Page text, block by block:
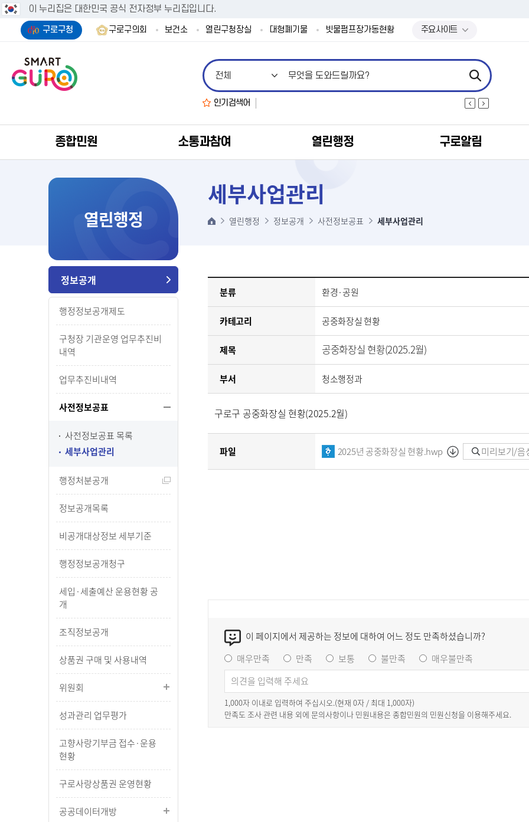
이 누리집은 대한민국 공식 전자정부 누리집입니다.
구로구청 구로구의회 보건소 열린구청장실 대형폐기물 빗물펌프장가동현황 주요사이트
인기검색어
종합민원 소통과참여 열린행정 구로알림
열린행정
정보공개
행정정보공개제도
구청장 기관운영 업무추진비
내역
업무추진비내역
사전정보공표
사전정보공표 목록
세부사업관리
행정처분공개
정보공개목록
비공개대상정보 세부기준
행정정보공개청구
세입·세출예산 운용현황 공
개
조직정보공개
상품권 구매 및 사용내역
위원회
성과관리 업무평가
고향사랑기부금 접수·운용
현황
구로사랑상품권 운영현황
공공데이터개방
세부사업관리
열린행정 정보공개 사전정보공표 세부사업관리
분류 환경·공원
카테고리 공중화장실 현황
제목 공중화장실 현황(2025.2월)
부서 청소행정과
구로구 공중화장실 현황(2025.2월)
파일 2025년 공중화장실 현황.hwp 미리보기/음
이 페이지에서 제공하는 정보에 대하여 어느 정도 만족하셨습니까?
매우만족
만족 보통 불만족 매우불만족
1,000자 이내로 입력하여 주십시오.(현재0자 / 최대 1,000자)
만족도 조사 관련 내용 외에 문의사항이나 민원내용은 종합민원의 민원신청을 이용해주세요.